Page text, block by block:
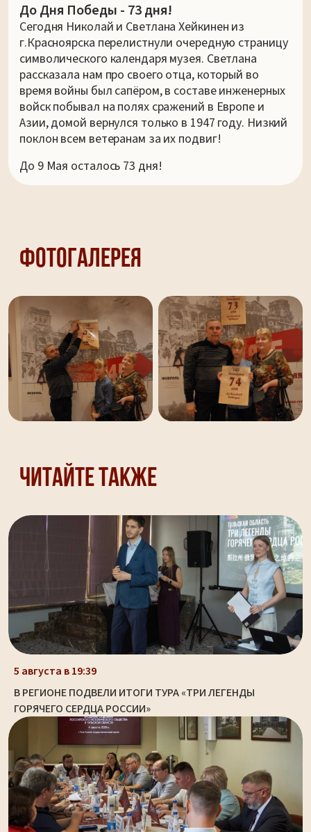
До Дня Победы - 73 дня!
Сегодня Николай и Светлана Хейкинен из
г.Красноярска перелистнули очередную страницу
символического календаря музея. Светлана
рассказала нам про своего отца, который во
время войны был сапёром, в составе инженерных
войск побывал на полях сражений в Европе и
Азии, домой вернулся только в 1947 году. Низкий
поклон всем ветеранам за их подвиг!
До 9 Мая осталось 73 дня!
Фотогалерея
Читайте также
5 августа в 19:39
В РЕГИОНЕ ПОДВЕЛИ ИТОГИ ТУРА «ТРИ ЛЕГЕНДЫ
ГОРЯЧЕГО СЕРДЦА РОССИИ»